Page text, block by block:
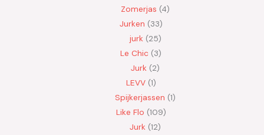
Zomerjas 4
Jurken 33
jurk 25
Le Chic 3
Jurk 2
LEVV 1
Spijkerjassen 1
Like Flo 109
Jurk 12